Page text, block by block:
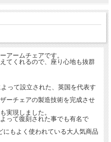
アームチェアです。
てくれるので、座り心地も抜群
って設立された、英国を代表す
ーチェアの製造技術を完成させ
実現しました。
って復刻された事でも有名で
にもよく使われている大人気商品